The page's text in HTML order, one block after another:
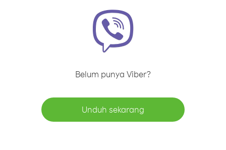
Belum punya Viber?
Unduh sekarang